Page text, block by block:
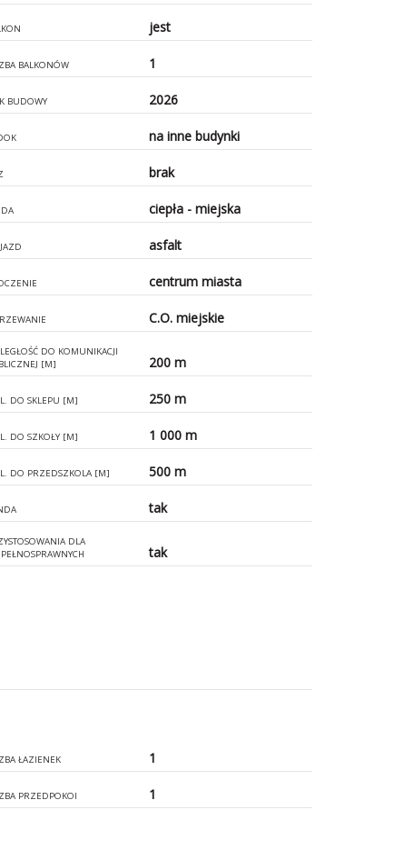
jest
BALKONÓW 1
BUDOWY 2026
na inne budynki
brak
ciepła - miejska
asfalt
centrum miasta
C.O. miejskie
DO KOMUNIKACJI
[M]
200 m
DO SKLEPU [M] 250 m
DO SZKOŁY [M] 1 000 m
DO PRZEDSZKOLA [M] 500 m
tak
DLA
tak
ŁAZIENEK 1
PRZEDPOKOI 1